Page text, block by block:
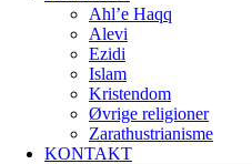
Ahl’e Haqq
Alevi
Ezidi
Islam
Kristendom
Øvrige religioner
Zarathustrianisme
KONTAKT